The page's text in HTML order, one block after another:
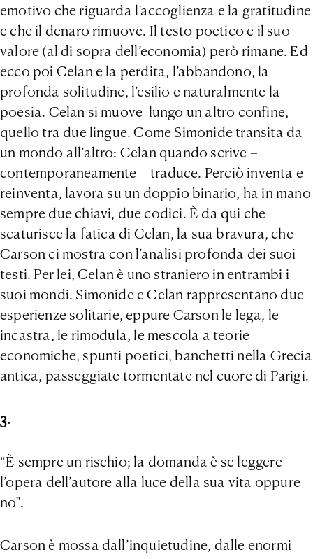
emotivo che riguarda l’accoglienza e la gratitudine
e che il denaro rimuove. Il testo poetico e il suo
valore (al di sopra dell’economia) però rimane. Ed
ecco poi Celan e la perdita, l’abbandono, la
profonda solitudine, l’esilio e naturalmente la
poesia. Celan si muove lungo un altro confine,
quello tra due lingue. Come Simonide transita da
un mondo all’altro: Celan quando scrive –
contemporaneamente – traduce. Perciò inventa e
reinventa, lavora su un doppio binario, ha in mano
sempre due chiavi, due codici. È da qui che
scaturisce la fatica di Celan, la sua bravura, che
Carson ci mostra con l’analisi profonda dei suoi
testi. Per lei, Celan è uno straniero in entrambi i
suoi mondi. Simonide e Celan rappresentano due
esperienze solitarie, eppure Carson le lega, le
incastra, le rimodula, le mescola a teorie
economiche, spunti poetici, banchetti nella Grecia
antica, passeggiate tormentate nel cuore di Parigi.
3.
“È sempre un rischio; la domanda è se leggere
l’opera dell’autore alla luce della sua vita oppure
no”.
Carson è mossa dall’inquietudine, dalle enormi